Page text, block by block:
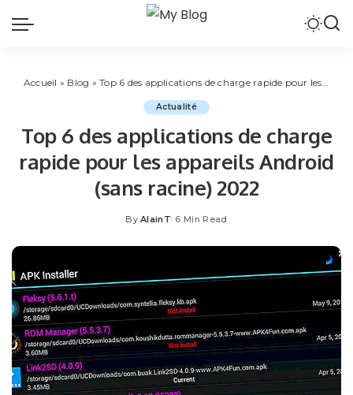
Accueil » Blog »Top 6 des applications de charge rapide pour les appareils Android (sans racine) 2022
Actualité
Top 6 des applications de charge
rapide pour les appareils Android
(sans racine) 2022
Posted
By AlainT 6 Min Read